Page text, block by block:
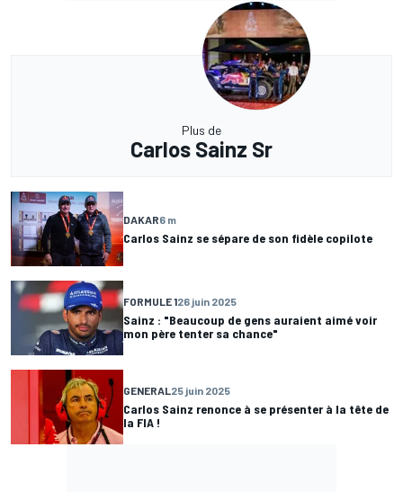
Plus de
Carlos Sainz Sr
DAKAR6 m
Carlos Sainz se sépare de son fidèle copilote
FORMULE 126 juin 2025
Sainz : "Beaucoup de gens auraient aimé voir
mon père tenter sa chance"
GENERAL25 juin 2025
Carlos Sainz renonce à se présenter à la tête de
la FIA !